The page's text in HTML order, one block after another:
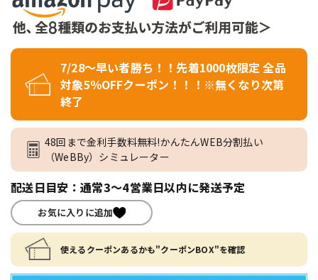
7/28～早い者勝ち！！先着1000枚限定 全品
対象5％OFFクーポン！！！※無くなり次第
終了
48回まで金利手数料無料!かんたんWEB分割払い
（WeBBy）シミュレーター
配送日目安：通常3～4営業日以内に発送予定
お気に入りに追加
使えるクーポンあるかも"クーポンBOX"を確認